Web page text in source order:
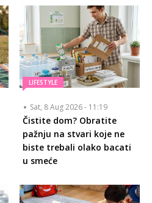
LIFESTYLE
Sat, 8 Aug 2026 - 11:19
Čistite dom? Obratite
pažnju na stvari koje ne
biste trebali olako bacati
u smeće